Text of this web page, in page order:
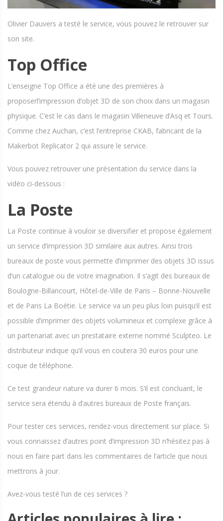
Olivier Dauvers a testé le service, vous pouvez le retrouver sur
son site.
Top Office
L’enseigne Top Office a été une des premières à
proposerl’impression d’objet 3D de son choix dans un magasin
physique. C’est le cas dans le magasin Villeneuve d’Asq et Tours.
Comme chez Auchan, c’est l’entreprise CKAB, fabricant de la
Makerbot Replicator 2 qui assure le service.
Vous pouvez retrouver une présentation du service dans la
vidéo ci-dessous :
La Poste
La Poste continue à vouloir se diversifier et propose également
un service d’impression 3D similaire aux autres. Ainsi trois
bureaux de poste vous permette d’imprimer des objets 3D issus
d’un catalogue ou de votre imagination. Il s’agit des bureaux de
Boulogne-Billancourt, Hôtel-de-Ville de Paris – Bonne-Nouvelle
et de Paris La Boétie. Le service va un peu plus loin puisqu’il est
possible d’imprimer des objets volumineux et complexe grâce à
un partenariat avec un prestataire externe nommé Sculpteo. Le
distributeur indique qu’il vous en coutera 30 euros pour une
coque de téléphone.
Ce test grandeur nature va durer 6 mois. S’il est concluant, le
service sera étendu à d’autres bureaux de Poste français.
Pour tester ces services, rendez-vous directement sur place. Si
vous connaissez d’autres point d’impression 3D n’hésitez pas à
nous en faire part dans les commentaires de l’article que nous
mettrons à jour.
Avez-vous testé l’un de ces services ?